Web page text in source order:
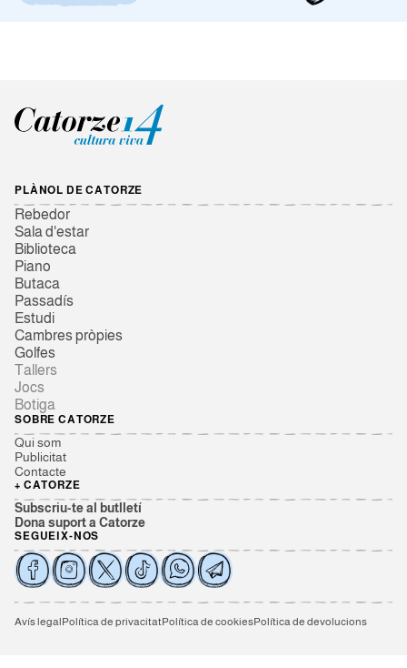
PLÀNOL DE CATORZE
Rebedor
Sala d'estar
Biblioteca
Piano
Butaca
Passadís
Estudi
Cambres pròpies
Golfes
Tallers
Jocs
Botiga
SOBRE CATORZE
Qui som
Publicitat
Contacte
+ CATORZE
Subscriu-te al butlletí
Dona suport a Catorze
SEGUEIX-NOS
Avís legalPolítica de privacitatPolítica de cookiesPolítica de devolucions